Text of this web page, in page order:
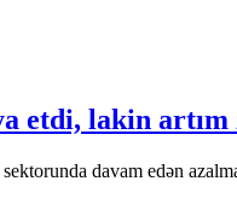
etdi, lakin
davam edən